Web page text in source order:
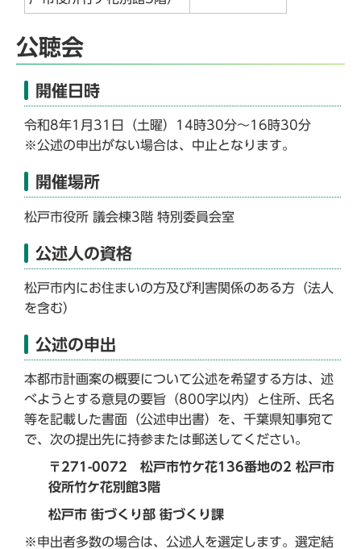
公聴会
開催日時
令和8年1月31日（土曜）14時30分～16時30分
※公述の申出がない場合は、中止となります。
開催場所
松戸市役所 議会棟3階 特別委員会室
公述人の資格
松戸市内にお住まいの方及び利害関係のある方（法人
を含む）
公述の申出
本都市計画案の概要について公述を希望する方は、述
べようとする意見の要旨（800字以内）と住所、氏名
等を記載した書面（公述申出書）を、千葉県知事宛て
で、次の提出先に持参または郵送してください。
〒271-0072 松戸市竹ケ花136番地の2 松戸市
役所竹ケ花別館3階
松戸市 街づくり部 街づくり課
※申出者多数の場合は、公述人を選定します。選定結